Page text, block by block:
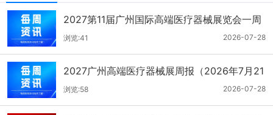
2027第11届广州国际高端医疗器械展览会一周
报（7.22-7.28）
2026-07-28
浏览:41
2027广州高端医疗器械展周报（2026年7月21
-27日）
2026-07-28
浏览:58